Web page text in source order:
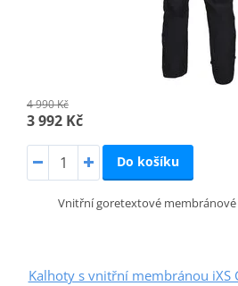
4 990 Kč
3 992 Kč
Do košíku
Vnitřní goretextové membránové
Kalhoty s vnitřní membránou iXS